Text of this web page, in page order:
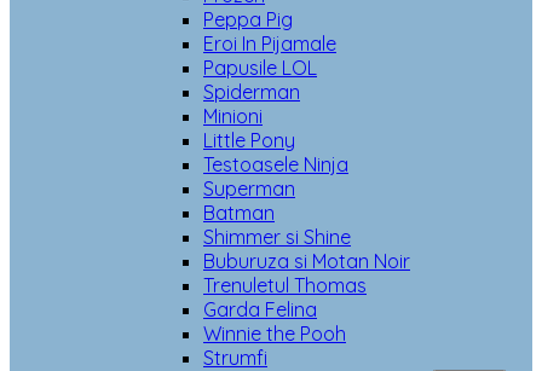
Peppa Pig
Eroi In Pijamale
Papusile LOL
Spiderman
Minioni
Little Pony
Testoasele Ninja
Superman
Batman
Shimmer si Shine
Buburuza si Motan Noir
Trenuletul Thomas
Garda Felina
Winnie the Pooh
Strumfi